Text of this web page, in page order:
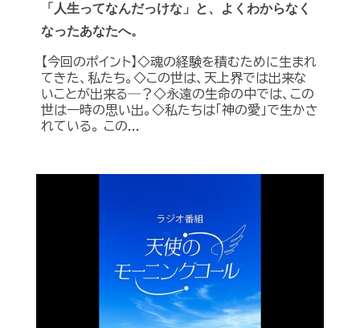
「人生ってなんだっけな」と、よくわからなく
なったあなたへ。
【今回のポイント】◇魂の経験を積むために生まれ
てきた、私たち。◇この世は、天上界では出来な
いことが出来る―？◇永遠の生命の中では、この
世は一時の思い出。◇私たちは「神の愛」で生かさ
れている。 この...